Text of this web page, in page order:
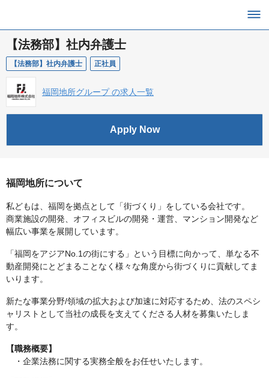
【法務部】社内弁護士
【法務部】社内弁護士 正社員
福岡地所グループ の求人一覧
Apply Now
福岡地所について
私どもは、福岡を拠点として「街づくり」をしている会社です。
商業施設の開発、オフィスビルの開発・運営、マンション開発など
幅広い事業を展開しています。
「福岡をアジアNo.1の街にする」という目標に向かって、単なる不
動産開発にとどまることなく様々な角度から街づくりに貢献してま
いります。
新たな事業分野/領域の拡大および加速に対応するため、法のスペシ
ャリストとして当社の成長を支えてくださる人材を募集いたしま
す。
【職務概要】
・企業法務に関する実務全般をお任せいたします。